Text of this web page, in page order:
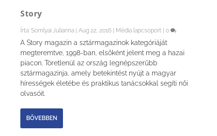
Story
Írta:Somlyai Julianna |Aug 22, 2016 | Média lapcsoport |0
A Story magazin a sztármagazinok kategóriáját
megteremtve, 1998-ban, elsőként jelent meg a hazai
piacon. Töretlenül az ország legnépszerűbb
sztármagazinja, amely betekintést nyújt a magyar
hírességek életébe és praktikus tanácsokkal segíti női
olvasóit.
BŐVEBBEN